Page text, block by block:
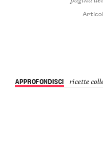
APPROFONDISCI ricette